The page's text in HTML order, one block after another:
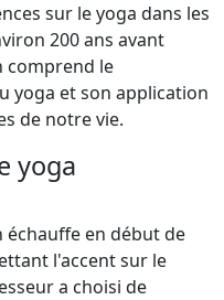
sur le yoga dans les
200 ans avant
comprend le
yoga et son application
de notre vie.
yoga
échauffe en début de
l'accent sur le
a choisi de